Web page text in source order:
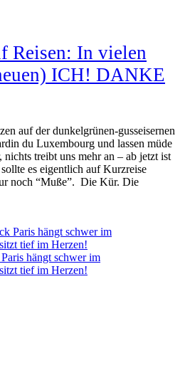
Reisen: In vielen
ICH! DANKE
auf der dunkelgrünen-gusseisernen
du Luxembourg und lassen müde
treibt uns mehr an – ab jetzt ist
es eigentlich auf Kurzreise
noch “Muße”. Die Kür. Die
hängt schwer im
tief im Herzen!